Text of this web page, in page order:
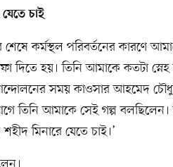
চাই
কর্মস্থল পরিবর্তনের কারণে
দিতে হয়। তিনি আমাকে কতটা
সময় কাওসার আহমেদ
তিনি আমাকে সেই গল্প
মিনারে যেতে চাই।’